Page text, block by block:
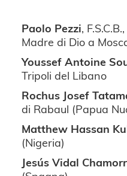
Paolo Pezzi,
Madre di Dio a
Youssef Antoine
Tripoli del Libano
Rochus Josef
di Rabaul (Papua
Matthew Hassan
(Nigeria)
Jesús Vidal